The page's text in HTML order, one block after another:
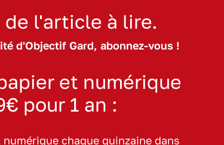
de l'article à lire.
d'Objectif Gard, abonnez-vous !
et numérique
pour 1 an :
chaque quinzaine dans